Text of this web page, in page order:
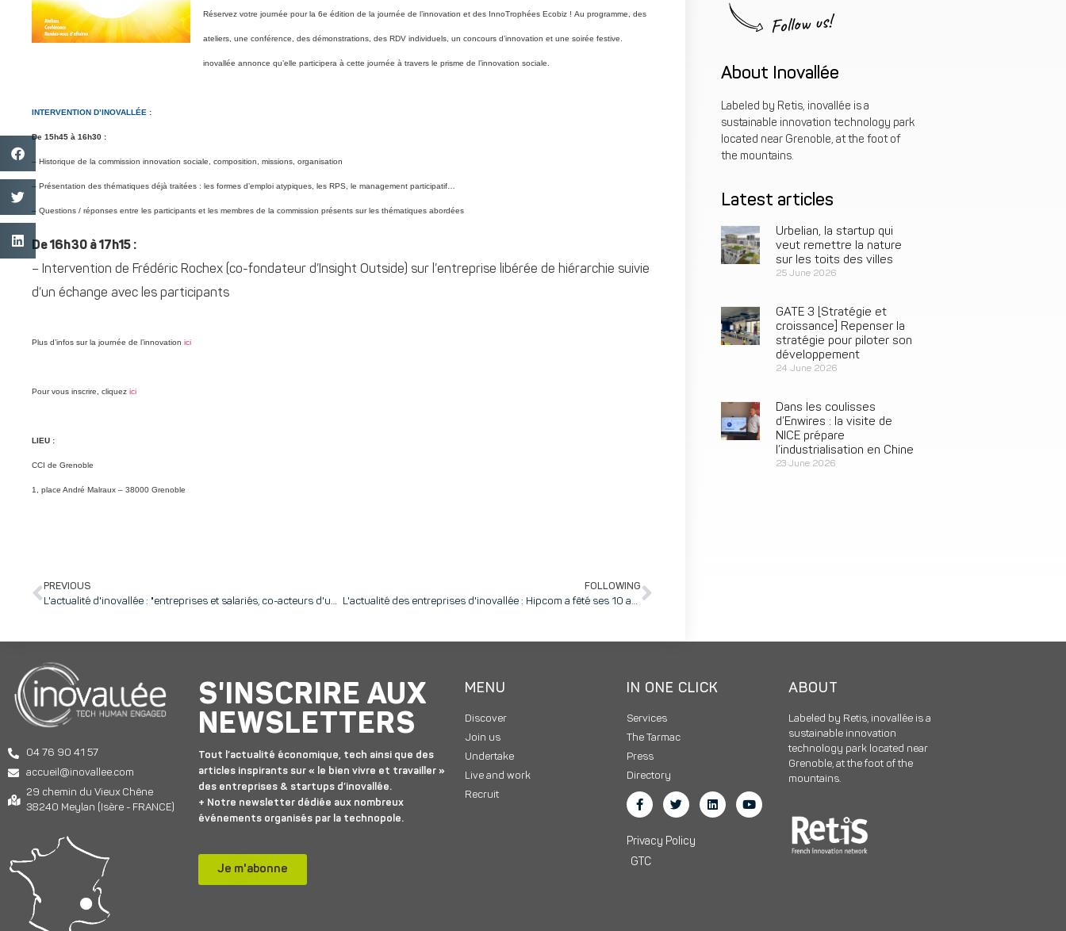
Réservez votre journée pour la 6e édition de la journée de l’innovation et des InnoTrophées Ecobiz ! Au programme, des
ateliers, une conférence, des démonstrations, des RDV individuels, un concours d’innovation et une soirée festive.
inovallée annonce qu’elle participera à cette journée à travers le prisme de l’innovation sociale.
INTERVENTION D’INOVALLÉE :
De 15h45 à 16h30 :
– Historique de la commission innovation sociale, composition, missions, organisation
– Présentation des thématiques déjà traitées : les formes d’emploi atypiques, les RPS, le management participatif…
– Questions / réponses entre les participants et les membres de la commission présents sur les thématiques abordées
De 16h30 à 17h15 :
– Intervention de Frédéric Rochex (co-fondateur d’Insight Outside) sur l’entreprise libérée de hiérarchie suivie
d’un échange avec les participants
Plus d’infos sur la journée de l’innovation ici
Pour vous inscrire, cliquez ici
LIEU :
CCI de Grenoble
1, place André Malraux – 38000 Grenoble
PREVIOUS
L'actualité d'inovallée : "entreprises et salariés, co-acteurs d'une fin de collaboration, est-ce possible ?" – Ne manquez pas l'atelier innovation sociale du 25 juin !
FOLLOWING
L'actualité des entreprises d'inovallée : Hipcom a fêté ses 10 ans !
Follow us!
About Inovallée
Labeled by Retis, inovallée is a
sustainable innovation technology park
located near Grenoble, at the foot of
the mountains.
Latest articles
Urbelian, la startup qui
veut remettre la nature
sur les toits des villes
25 June 2026
GATE 3 [Stratégie et
croissance] Repenser la
stratégie pour piloter son
développement
24 June 2026
Dans les coulisses
d’Enwires : la visite de
NICE prépare
l’industrialisation en Chine
23 June 2026
04 76 90 41 57
accueil@inovallee.com
29 chemin du Vieux Chêne
38240 Meylan (Isère - FRANCE)
S'INSCRIRE AUX
NEWSLETTERS
Tout l’actualité économique, tech ainsi que des
articles inspirants sur « le bien vivre et travailler »
des entreprises & startups d’inovallée.
+ Notre newsletter dédiée aux nombreux
événements organisés par la technopole.
Je m'abonne
MENU
Discover
Join us
Undertake
Live and work
Recruit
IN ONE CLICK
Services
The Tarmac
Press
Directory
Privacy Policy
GTC
ABOUT
Labeled by Retis, inovallée is a
sustainable innovation
technology park located near
Grenoble, at the foot of the
mountains.